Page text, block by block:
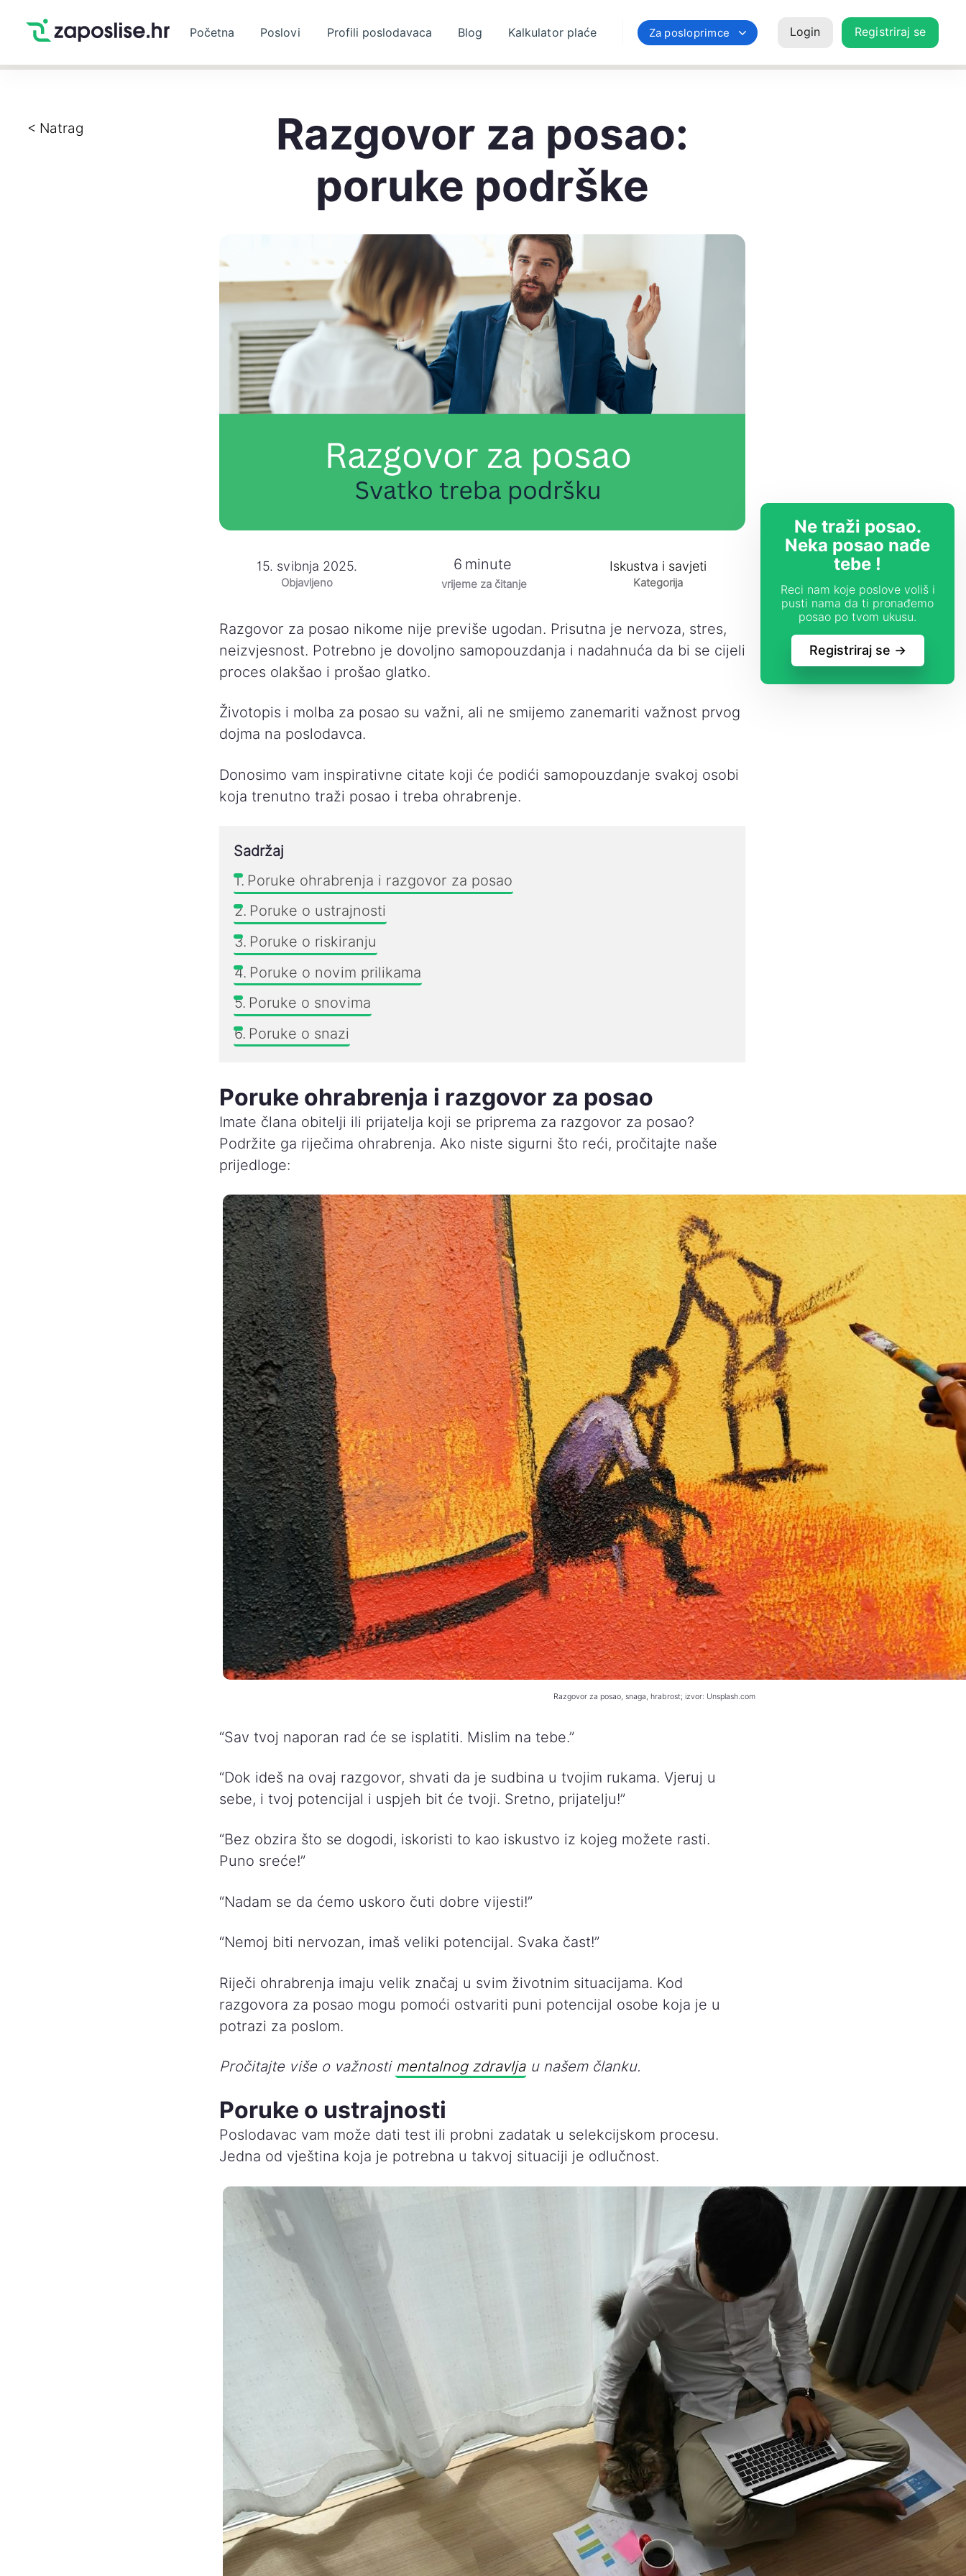
Početna Poslovi Profili poslodavaca Blog Kalkulator plaće Za posloprimce Login Registriraj se
< Natrag
Razgovor za posao:
poruke podrške
15. svibnja 2025.
Objavljeno vrijeme za čitanje
6 minute Iskustva i savjeti
Kategorija
Razgovor za posao nikome nije previše ugodan. Prisutna je nervoza, stres,
neizvjesnost. Potrebno je dovoljno samopouzdanja i nadahnuća da bi se cijeli
proces olakšao i prošao glatko.
Životopis i molba za posao su važni, ali ne smijemo zanemariti važnost prvog
dojma na poslodavca.
Donosimo vam inspirativne citate koji će podići samopouzdanje svakoj osobi
koja trenutno traži posao i treba ohrabrenje.
Sadržaj
Poruke ohrabrenja i razgovor za posao
Poruke o ustrajnosti
Poruke o riskiranju
Poruke o novim prilikama
Poruke o snovima
Poruke o snazi
Poruke ohrabrenja i razgovor za posao
Imate člana obitelji ili prijatelja koji se priprema za razgovor za posao?
Podržite ga riječima ohrabrenja. Ako niste sigurni što reći, pročitajte naše
prijedloge:
Razgovor za posao, snaga, hrabrost; izvor: Unsplash.com
“Sav tvoj naporan rad će se isplatiti. Mislim na tebe.”
“Dok ideš na ovaj razgovor, shvati da je sudbina u tvojim rukama. Vjeruj u
sebe, i tvoj potencijal i uspjeh bit će tvoji. Sretno, prijatelju!”
“Bez obzira što se dogodi, iskoristi to kao iskustvo iz kojeg možete rasti.
Puno sreće!”
“Nadam se da ćemo uskoro čuti dobre vijesti!”
“Nemoj biti nervozan, imaš veliki potencijal. Svaka čast!”
Riječi ohrabrenja imaju velik značaj u svim životnim situacijama. Kod
razgovora za posao mogu pomoći ostvariti puni potencijal osobe koja je u
potrazi za poslom.
Pročitajte više o važnosti mentalnog zdravljau našem članku.
Poruke o ustrajnosti
Poslodavac vam može dati test ili probni zadatak u selekcijskom procesu.
Jedna od vještina koja je potrebna u takvoj situaciji je odlučnost.
Ne traži posao.
Neka posao nađe
tebe !
Reci nam koje poslove voliš i
pusti nama da ti pronađemo
posao po tvom ukusu.
Registriraj se ->